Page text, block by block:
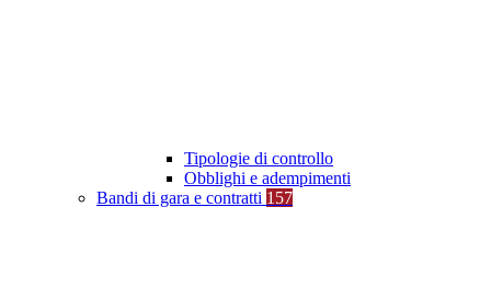
Tipologie di controllo
Obblighi e adempimenti
Bandi di gara e contratti 157